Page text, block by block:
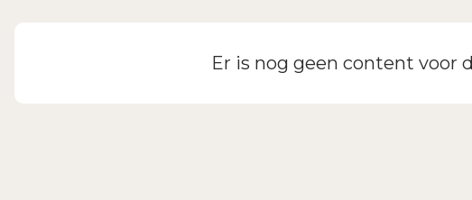
Wachtwoord vergeten?Er is nog geen content voor